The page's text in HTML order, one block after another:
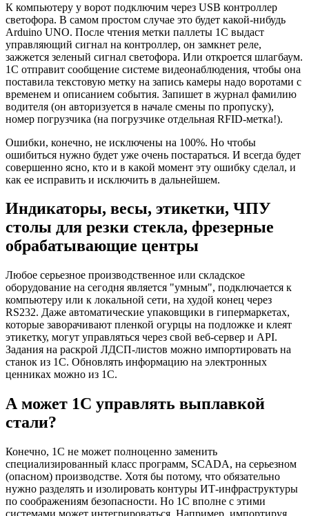
К компьютеру у ворот подключим через USB контроллер
светофора. В самом простом случае это будет какой-нибудь
Arduino UNO. После чтения метки паллеты 1С выдаст
управляющий сигнал на контроллер, он замкнет реле,
зажжется зеленый сигнал светофора. Или откроется шлагбаум.
1С отправит сообщение системе видеонаблюдения, чтобы она
поставила текстовую метку на запись камеры надо воротами с
временем и описанием события. Запишет в журнал фамилию
водителя (он авторизуется в начале смены по пропуску),
номер погрузчика (на погрузчике отдельная RFID-метка!).
Ошибки, конечно, не исключены на 100%. Но чтобы
ошибиться нужно будет уже очень постараться. И всегда будет
совершенно ясно, кто и в какой момент эту ошибку сделал, и
как ее исправить и исключить в дальнейшем.
Индикаторы, весы, этикетки, ЧПУ
столы для резки стекла, фрезерные
обрабатывающие центры
Любое серьезное производственное или складское
оборудование на сегодня является "умным", подключается к
компьютеру или к локальной сети, на худой конец через
RS232. Даже автоматические упаковщики в гипермаркетах,
которые заворачивают пленкой огурцы на подложке и клеят
этикетку, могут управляться через свой веб-сервер и API.
Задания на раскрой ЛДСП-листов можно импортировать на
станок из 1С. Обновлять информацию на электронных
ценниках можно из 1С.
А может 1С управлять выплавкой
стали?
Конечно, 1С не может полноценно заменить
специализированный класс программ, SCADA, на серьезном
(опасном) производстве. Хотя бы потому, что обязательно
нужно разделять и изолировать контуры ИТ-инфраструктуры
по соображениям безопасности. Но 1С вполне с этими